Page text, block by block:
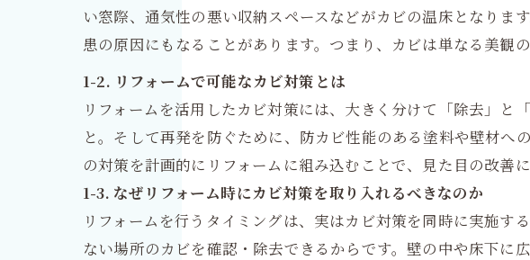
い窓際、通気性の悪い収納スペースなどがカビの温床となりま
患の原因にもなることがあります。つまり、カビは単なる美観
1-2. リフォームで可能なカビ対策とは
リフォームを活用したカビ対策には、大きく分けて「除去」
と。そして再発を防ぐために、防カビ性能のある塗料や壁材
の対策を計画的にリフォームに組み込むことで、見た目の改善
1-3. なぜリフォーム時にカビ対策を取り入れるべきなのか
リフォームを行うタイミングは、実はカビ対策を同時に実施
ない場所のカビを確認・除去できるからです。壁の中や床下に